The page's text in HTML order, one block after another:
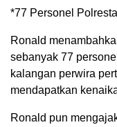
*77 Personel
Ronald
sebanyak 77
kalangan perwira
mendapatkan
Ronald pun